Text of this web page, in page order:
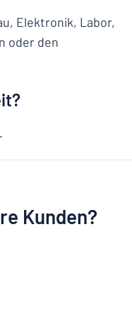
Elektronik, Labor,
oder den
Kunden?